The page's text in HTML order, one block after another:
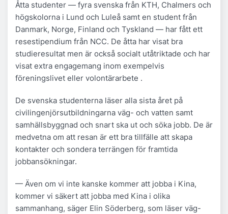
Åtta studenter — fyra svenska från KTH, Chalmers och
högskolorna i Lund och Luleå samt en student från
Danmark, Norge, Finland och Tyskland — har fått ett
resestipendium från NCC. De åtta har visat bra
studieresultat men är också socialt utåtriktade och har
visat extra engagemang inom exempelvis
föreningslivet eller volontärarbete .
De svenska studenterna läser alla sista året på
civilingenjörsutbildningarna väg- och vatten samt
samhällsbyggnad och snart ska ut och söka jobb. De är
medvetna om att resan är ett bra tillfälle att skapa
kontakter och sondera terrängen för framtida
jobbansökningar.
— Även om vi inte kanske kommer att jobba i Kina,
kommer vi säkert att jobba med Kina i olika
sammanhang, säger Elin Söderberg, som läser väg-